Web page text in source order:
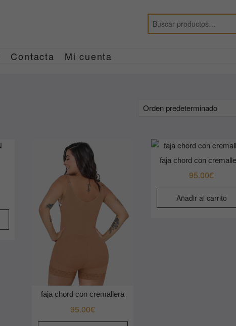
Contacta Mi cuenta
faja chord con cremallera
95.00€
faja chord con
95.00€
Añadir al carrito